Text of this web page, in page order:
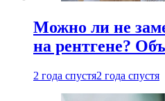
Можно ли не
на рентгене?
2 года спустя2 года спустя